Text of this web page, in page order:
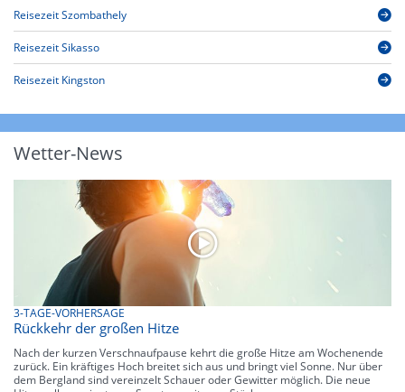
Reisezeit Szombathely
Reisezeit Sikasso
Reisezeit Kingston
Wetter-News
3-TAGE-VORHERSAGE
Rückkehr der großen Hitze
Nach der kurzen Verschnaufpause kehrt die große Hitze am Wochenende
zurück. Ein kräftiges Hoch breitet sich aus und bringt viel Sonne. Nur über
dem Bergland sind vereinzelt Schauer oder Gewitter möglich. Die neue